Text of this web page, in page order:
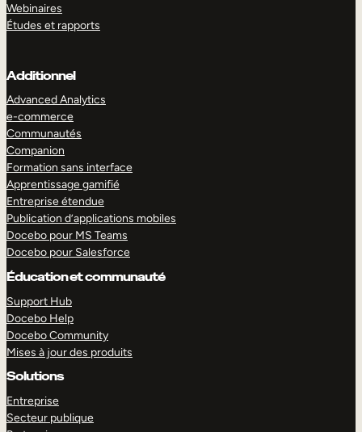
Webinaires
Études et rapports
Additionnel
Advanced Analytics
e-commerce
Communautés
Companion
Formation sans interface
Apprentissage gamifié
Entreprise étendue
Publication d’applications mobiles
Docebo pour MS Teams
Docebo pour Salesforce
Éducation et communauté
Support Hub
Docebo Help
Docebo Community
Mises à jour des produits
Solutions
Entreprise
Secteur publique